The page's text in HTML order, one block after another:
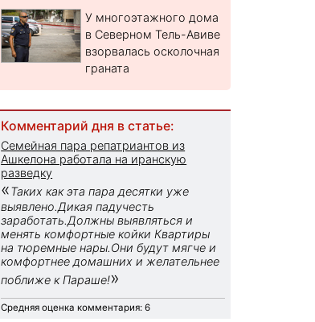
У многоэтажного дома
в Северном Тель-Авиве
взорвалась осколочная
граната
Комментарий дня в статье:
Семейная пара репатриантов из
Ашкелона работала на иранскую
разведку
«Таких как эта пара десятки уже
выявлено.Дикая падучесть
заработать.Должны выявляться и
менять комфортные койки Квартиры
на тюремные нары.Они будут мягче и
комфортнее домашних и желательнее
поближе к Параше!»
Средняя оценка комментария: 6